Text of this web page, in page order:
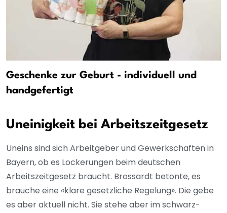
Geschenke zur Geburt - individuell und
handgefertigt
Uneinigkeit bei Arbeitszeitgesetz
Uneins sind sich Arbeitgeber und Gewerkschaften in
Bayern, ob es Lockerungen beim deutschen
Arbeitszeitgesetz braucht. Brossardt betonte, es
brauche eine «klare gesetzliche Regelung». Die gebe
es aber aktuell nicht. Sie stehe aber im schwarz-